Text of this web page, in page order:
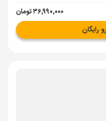
۳۶٬۹۹۰٬۰۰۰ تومان
رایگان